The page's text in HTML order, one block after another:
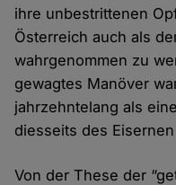
ihre unbestrittenen
Österreich auch als
wahrgenommen zu
gewagtes Manöver
jahrzehntelang als
diesseits des
Von der These der